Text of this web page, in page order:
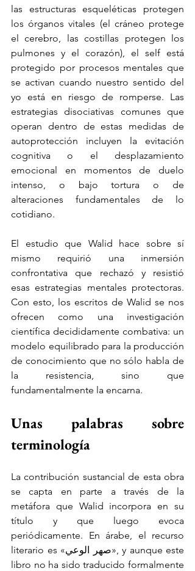
las estructuras esqueléticas protegen
los órganos vitales (el cráneo protege
el cerebro, las costillas protegen los
pulmones y el corazón), el self está
protegido por procesos mentales que
se activan cuando nuestro sentido del
yo está en riesgo de romperse. Las
estrategias disociativas comunes que
operan dentro de estas medidas de
autoprotección incluyen la evitación
cognitiva o el desplazamiento
emocional en momentos de duelo
intenso, o bajo tortura o de
alteraciones fundamentales de lo
cotidiano.
El estudio que Walid hace sobre sí
mismo requirió una inmersión
confrontativa que rechazó y resistió
esas estrategias mentales protectoras.
Con esto, los escritos de Walid se nos
ofrecen como una investigación
científica decididamente combativa: un
modelo equilibrado para la producción
de conocimiento que no sólo habla de
la resistencia, sino que
fundamentalmente la encarna.
Unas palabras sobre
terminología
La contribución sustancial de esta obra
se capta en parte a través de la
metáfora que Walid incorpora en su
título y que luego evoca
periódicamente. En árabe, el recurso
literario es «صهر الوعي», y aunque este
libro no ha sido traducido formalmente